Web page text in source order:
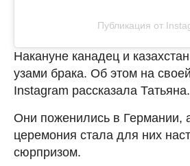
Публикация от
Накануне канадец и
узами брака. Об этом на
Instagram рассказала Татьяна.
Они поженились в Германии,
церемония стала для них
сюрпризом.